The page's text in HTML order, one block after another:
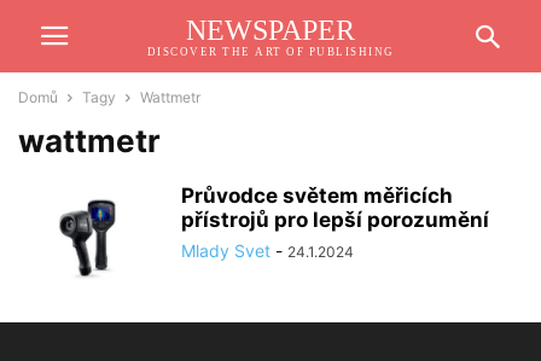
NEWSPAPER
DISCOVER THE ART OF PUBLISHING
Domů Tagy Wattmetr
wattmetr
Průvodce světem měřicích
přístrojů pro lepší porozumění
Mlady Svet - 24.1.2024